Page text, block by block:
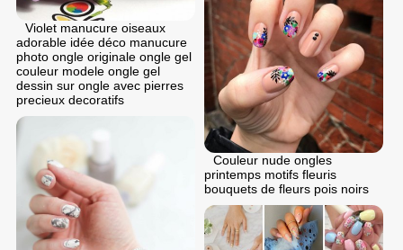
Violet manucure oiseaux
adorable idée déco manucure
photo ongle originale ongle gel
couleur modele ongle gel
dessin sur ongle avec pierres
precieux decoratifs
Couleur nude ongles
printemps motifs fleuris
bouquets de fleurs pois noirs